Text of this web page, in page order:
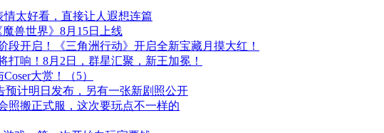
太好看，直接让人遐想连篇
兽世界》8月15日上线
开启！《三角洲行动》开启全新宝藏月摸大红！
打响！8月2日，群星汇聚，新王加冕！
大赏！（5）
预计明日发布，另有一张新剧照公开
照搬正式服，这次要玩点不一样的